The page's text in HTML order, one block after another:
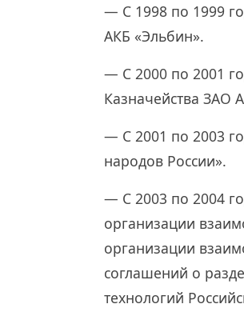
— С 1998 по 1999
АКБ «Эльбин».
— С 2000 по 2001
Казначейства ЗАО
— С 2001 по 2003
народов России».
— С 2003 по 2004
организации
организации
соглашений о
технологий